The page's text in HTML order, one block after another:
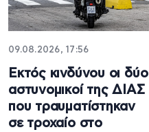
09.08.2026, 17:56
Εκτός κινδύνου οι δύο
αστυνομικοί της ΔΙΑΣ
που τραυματίστηκαν
σε τροχαίο στο